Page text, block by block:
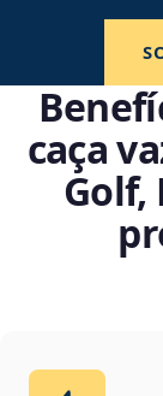
caça
Golf,